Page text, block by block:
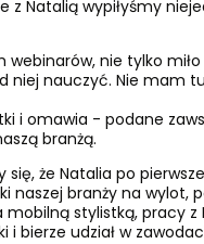
Natalią wypiłyśmy
nie tylko
niej nauczyć. Nie mam
i omawia - podane
branżą.
się, że Natalia po
branży na wylot,
mobilną stylistką, pracy
i bierze udział w